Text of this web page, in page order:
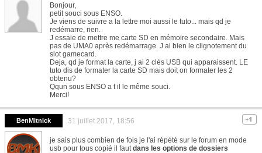
Bonjour,
petit souci sous ENSO.
Je viens de suivre a la lettre moi aussi le tuto... mais qd je
redémarre, rien.
J essaie de mettre me carte SD en mémoire secondaire. Mais
pas de UMA0 après redémarrage. J ai bien le clignotement du
slot gamecard.
Deja, qd je format la carte, j ai 2 clés USB qui apparaissent. LE
tuto dis de formater la carte SD mais doit on formater les 2
obtenu?
Qqun sous ENSO a t il le même souci.
Merci!
BenMitnick 31 juillet 2017, 18:56
je sais plus combien de fois je l'ai répété sur le forum en mode
usb pour tous copié il faut dans les options de dossiers